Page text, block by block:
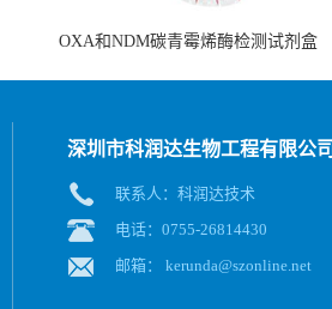
OXA和NDM碳青霉烯酶检测试剂盒
深圳市科润达生物工程有限公司
联系人：科润达技术
电话：0755-26814430
邮箱： kerunda@szonline.net